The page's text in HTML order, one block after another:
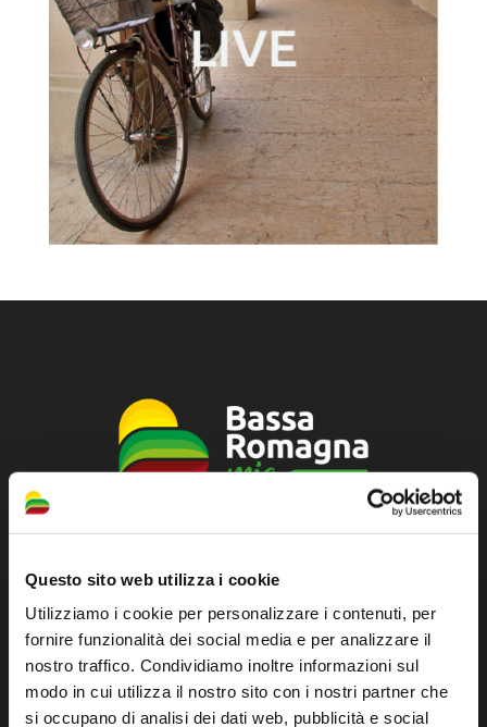
Questo sito web utilizza i cookie
Utilizziamo i cookie per personalizzare i contenuti, per
fornire funzionalità dei social media e per analizzare il
nostro traffico. Condividiamo inoltre informazioni sul
modo in cui utilizza il nostro sito con i nostri partner che
si occupano di analisi dei dati web, pubblicità e social
Municipalities of Bassa Romagna
Piazza della Libertà, 13
48012 Bagnacavallo (RA)
Tel. +39 0545 280898
turismo@unione.labassaromagna.it